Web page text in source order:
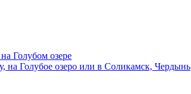
Голубом озере
на Голубое озеро или в Соликамск, Чердынь